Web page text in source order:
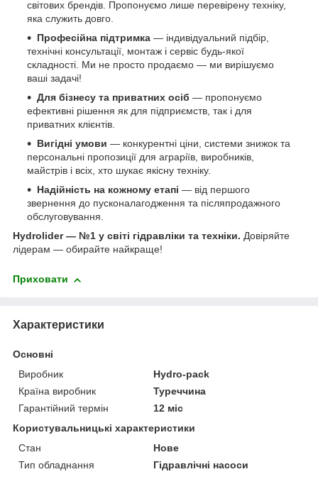
світових брендів. Пропонуємо лише перевірену техніку,
яка служить довго.
Професійна підтримка — індивідуальний підбір,
технічні консультації, монтаж і сервіс будь-якої
складності. Ми не просто продаємо — ми вирішуємо
ваші задачі!
Для бізнесу та приватних осіб — пропонуємо
ефективні рішення як для підприємств, так і для
приватних клієнтів.
Вигідні умови — конкурентні ціни, системи знижок та
персональні пропозиції для аграріїв, виробників,
майстрів і всіх, хто шукає якісну техніку.
Надійність на кожному етапі — від першого
звернення до пусконалагодження та післяпродажного
обслуговування.
Hydrolider — №1 у світі гідравліки та техніки. Довіряйте
лідерам — обирайте найкраще!
Приховати
Характеристики
Основні
Виробник
Hydro-pack
Країна виробник
Туреччина
Гарантійний термін
12 міс
Користувальницькі характеристики
Стан
Нове
Тип обладнання
Гідравлічні насоси